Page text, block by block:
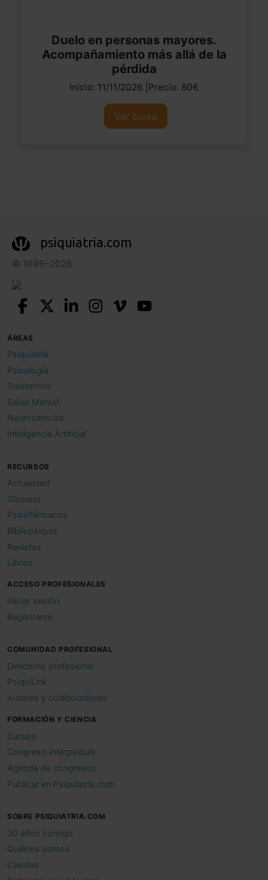
Duelo en personas mayores.
Acompañamiento más allá de la
pérdida
Inicio: 11/11/2026 |Precio: 80€
Ver curso
psiquiatria.com
© 1996–2026
ÁREAS
Psiquiatría
Psicología
Trastornos
Salud Mental
Neurociencias
Inteligencia Artificial
RECURSOS
Actualidad
Glosario
Psicofármacos
Bibliopsiquis
Revistas
Libros
ACCESO PROFESIONALES
Iniciar sesión
Registrarse
COMUNIDAD PROFESIONAL
Directorio profesional
PsiquiLink
Autores y colaboradores
FORMACIÓN Y CIENCIA
Cursos
Congreso Interpsiquis
Agenda de congresos
Publicar en Psiquiatria.com
SOBRE PSIQUIATRIA.COM
30 años contigo
Quiénes somos
Clientes